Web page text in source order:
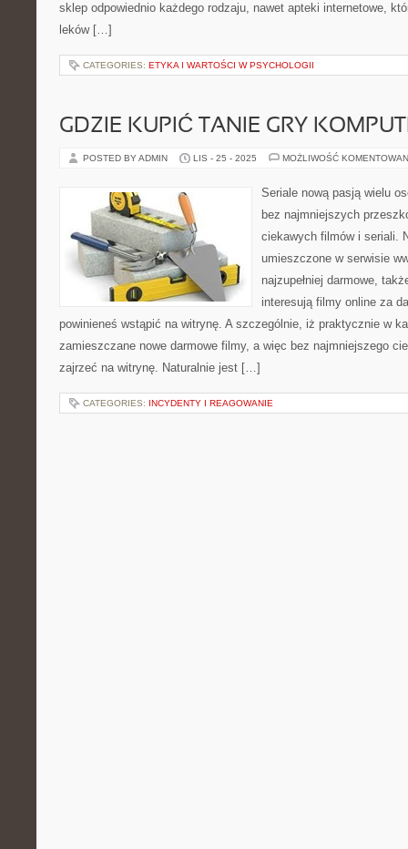
sklep odpowiednio każdego rodzaju, nawet apteki internetowe,
leków […]
CATEGORIES: ETYKA I WARTOŚCI W PSYCHOLOGII
GDZIE KUPIĆ TANIE GRY
POSTED BY ADMIN LIS - 25 - 2025 MOŻLIWOŚĆ
Seriale nową pasją wielu
bez najmniejszych
ciekawych filmów i seriali.
umieszczone w serwisie
najzupełniej darmowe,
interesują filmy online za
powinieneś wstąpić na witrynę. A szczególnie, iż praktycznie w
zamieszczane nowe darmowe filmy, a więc bez najmniejszego
zajrzeć na witrynę. Naturalnie jest […]
CATEGORIES: INCYDENTY I REAGOWANIE